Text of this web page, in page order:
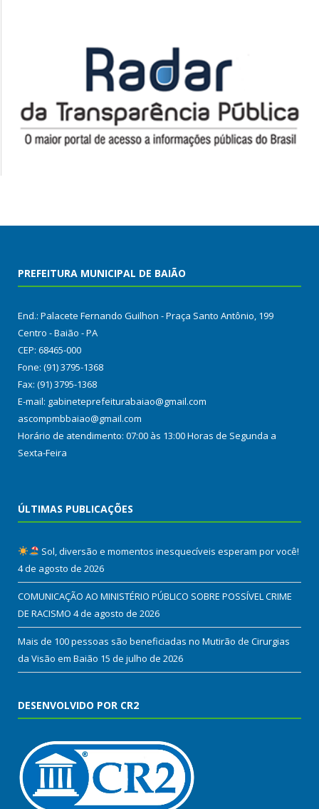
PREFEITURA MUNICIPAL DE BAIÃO
End.: Palacete Fernando Guilhon - Praça Santo Antônio, 199
Centro - Baião - PA
CEP: 68465-000
Fone: (91) 3795-1368
Fax: (91) 3795-1368
E-mail: gabineteprefeiturabaiao@gmail.com
ascompmbbaiao@gmail.com
Horário de atendimento: 07:00 às 13:00 Horas de Segunda a
Sexta-Feira
ÚLTIMAS PUBLICAÇÕES
Sol, diversão e momentos inesquecíveis esperam por você!
4 de agosto de 2026
COMUNICAÇÃO AO MINISTÉRIO PÚBLICO SOBRE POSSÍVEL CRIME
DE RACISMO 4 de agosto de 2026
Mais de 100 pessoas são beneficiadas no Mutirão de Cirurgias
da Visão em Baião 15 de julho de 2026
DESENVOLVIDO POR CR2